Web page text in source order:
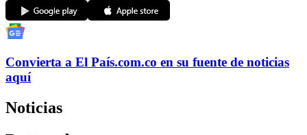
Convierta a El País.com.co en su fuente de noticias
aquí
Noticias